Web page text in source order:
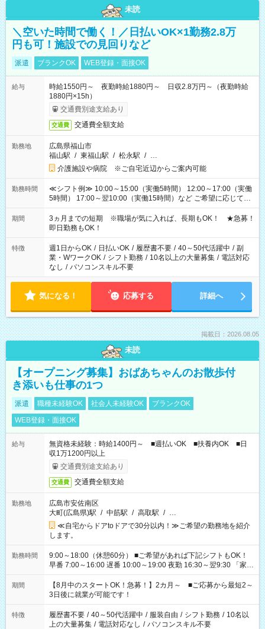
未読
＼空いた時間で働く！／日払いOK×1勤務2.8万
円も可！施設での見回りなど
派遣 ブランクOK WEB登録・面接OK
給与
時給1550円～ 夜勤時給1880円～ 日収2.8万円～（夜勤時給
1880円×15h）
交通費別途支給あり
交通費 交通費全額支給
勤務地
広島県福山市
福山駅 / 東福山駅 / 松永駅 / …
介護施設や病院 ※ご自宅近辺からご案内可能
勤務時間
≪シフト例≫ 10:00～15:00（実働5時間） 12:00～17:00（実働
5時間） 17:00～翌10:00（実働15時間）など ご希望に応じて、
働く時間は調整できます！ お気軽に担当へ相談ください！
期間
3ヵ月までの短期 ※職場が気に入れば、長期もOK！ ★急募！
即日勤務もOK！
特徴 週1日からOK / 日払いOK / 履歴書不要 / 40～50代活躍中 / 副
業・WワークOK / シフト勤務 / 10名以上の大量募集 / 電話対応
なし / パソコンスキル不要
気になる！ 応募する 詳細へ
掲載日：2026.08.05
未読
【オープニング募集】おばあちゃんのお散歩付
き添いも仕事の1つ
派遣 職種未経験OK 社会人未経験OK
ブランクOK
WEB登録・面接OK
給与
無資格未経験：時給1400円～ ■週払いOK ■扶養内OK ■日
収1万1200円以上
交通費別途支給あり
交通費 交通費全額支給
勤務地
広島市安佐南区
大町(広島県)駅 / 中筋駅 / 高取駅 / …
≪自宅からドアtoドアで30分以内！≫ご希望の勤務地を紹介
します。
勤務時間
9:00～18:00（休憩60分） ■ご希望があれば下記シフトもOK！
早番 7:00～16:00 遅番 10:00～19:00 夜勤 16:30～翌9:30 「家族
と休みを合わせたい」 「余裕を持って夕飯の準備がしたい」
「できれば残業はしたくない」 など、ご希望を教えてください
ね。 ※Wワーク希望の方へ 今ご覧のお仕事で希望する勤務時間
と、もう1つのお仕事の勤務時間。 合計で週40時間を超える場
合は応募できません。
期間
【8月中のスタートOK！急募！】2カ月～ ■ご応募から最短2～
3日後に就業が可能です！
特徴 履歴書不要 / 40～50代活躍中 / 服装自由 / シフト勤務 / 10名以
上の大量募集 / 電話対応なし / パソコンスキル不要